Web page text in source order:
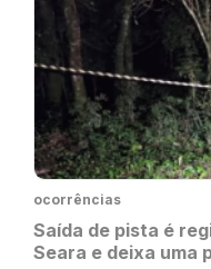
ocorrências
Saída de pista é
Seara e deixa uma